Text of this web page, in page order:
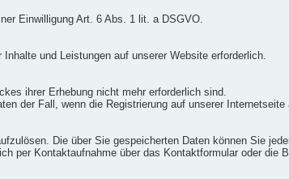
Einwilligung Art. 6 Abs. 1 lit. a DSGVO.
und Leistungen auf unserer Website erforderlich.
ihrer Erhebung nicht mehr erforderlich sind.
der Fall, wenn die Registrierung auf unserer Internetseite
Die über Sie gespeicherten Daten können Sie
per Kontaktaufnahme über das Kontaktformular oder die